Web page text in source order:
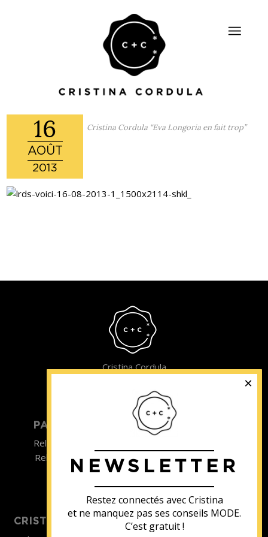
16
AOÛT
2013
Cristina Cordula “Eva Longoria en fait trop”
Cristina Cordula
PARTICULIER
Relooking homme
Relooking femme
ENTREPRISE
ENTREPRISE
Formations
CRISTINA SOUTIENT
NEWSLETTER
Restez connectés avec Cristina
et ne manquez pas ses conseils MODE.
C’est gratuit !